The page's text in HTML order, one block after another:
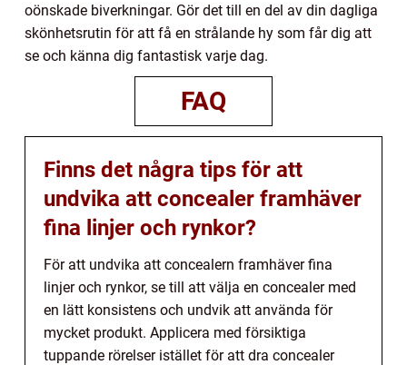
oönskade biverkningar. Gör det till en del av din dagliga
skönhetsrutin för att få en strålande hy som får dig att
se och känna dig fantastisk varje dag.
FAQ
Finns det några tips för att
undvika att concealer framhäver
fina linjer och rynkor?
För att undvika att concealern framhäver fina
linjer och rynkor, se till att välja en concealer med
en lätt konsistens och undvik att använda för
mycket produkt. Applicera med försiktiga
tuppande rörelser istället för att dra concealer